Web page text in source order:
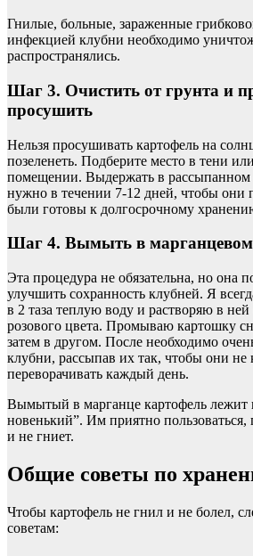
Гнилые, больные, зараженные
инфекцией клубни необходимо
распространялись.
Шаг 3. Очистить от грунта и
просушить
Нельзя просушивать картофель на
позеленеть. Подберите место в тени
помещении. Выдержать в рассыпанном
нужно в течении 7-12 дней, чтобы они
были готовы к долгосрочному
Шаг 4. Вымыть в марганцевом
Эта процедура не обязательна, но она
улучшить сохранность клубней. Я
в 2 таза теплую воду и растворяю в
розового цвета. Промываю картошку
затем в другом. После необходимо
клубни, рассыпав их так, чтобы они не
переворачивать каждый день.
Вымытый в марганце картофель лежит
новенький”. Им приятно
и не гниет.
Общие советы по
Чтобы картофель не гнил и не болел,
советам: